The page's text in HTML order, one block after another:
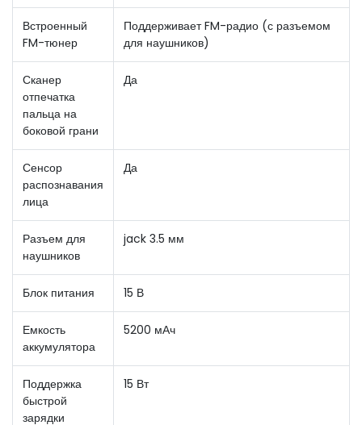
Встроенный
FM-тюнер
Поддерживает FM-радио (с разъемом
для наушников)
Сканер
отпечатка
пальца на
боковой грани
Да
Сенсор
распознавания
лица
Да
Разъем для
наушников
jack 3.5 мм
Блок питания 15 В
Емкость
аккумулятора
5200 мАч
Поддержка
быстрой
зарядки
15 Вт